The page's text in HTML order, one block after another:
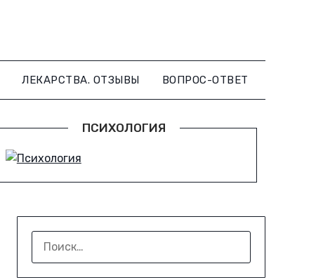
ЛЕКАРСТВА. ОТЗЫВЫ ВОПРОС-ОТВЕТ
ПСИХОЛОГИЯ